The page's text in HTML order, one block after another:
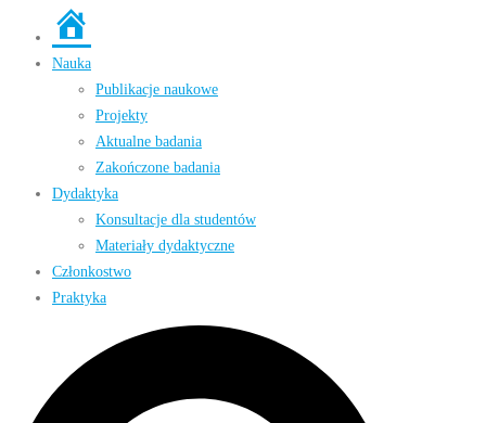
główna
Nauka
Publikacje naukowe
Projekty
Aktualne badania
Zakończone badania
Dydaktyka
Konsultacje dla studentów
Materiały dydaktyczne
Członkostwo
Praktyka